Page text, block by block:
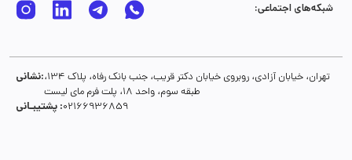
شبکه‌های اجتماعی:
نشانی:تهران، خیابان آزادی، روبروی خیابان دکتر قریب، جنب بانک رفاه، پلاک 134،
طبقه سوم، واحد 18، پلت فرم مای لیست
پشتیبـانی :02166936859